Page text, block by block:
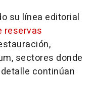
su línea editorial
reservas
sectores donde
continúan